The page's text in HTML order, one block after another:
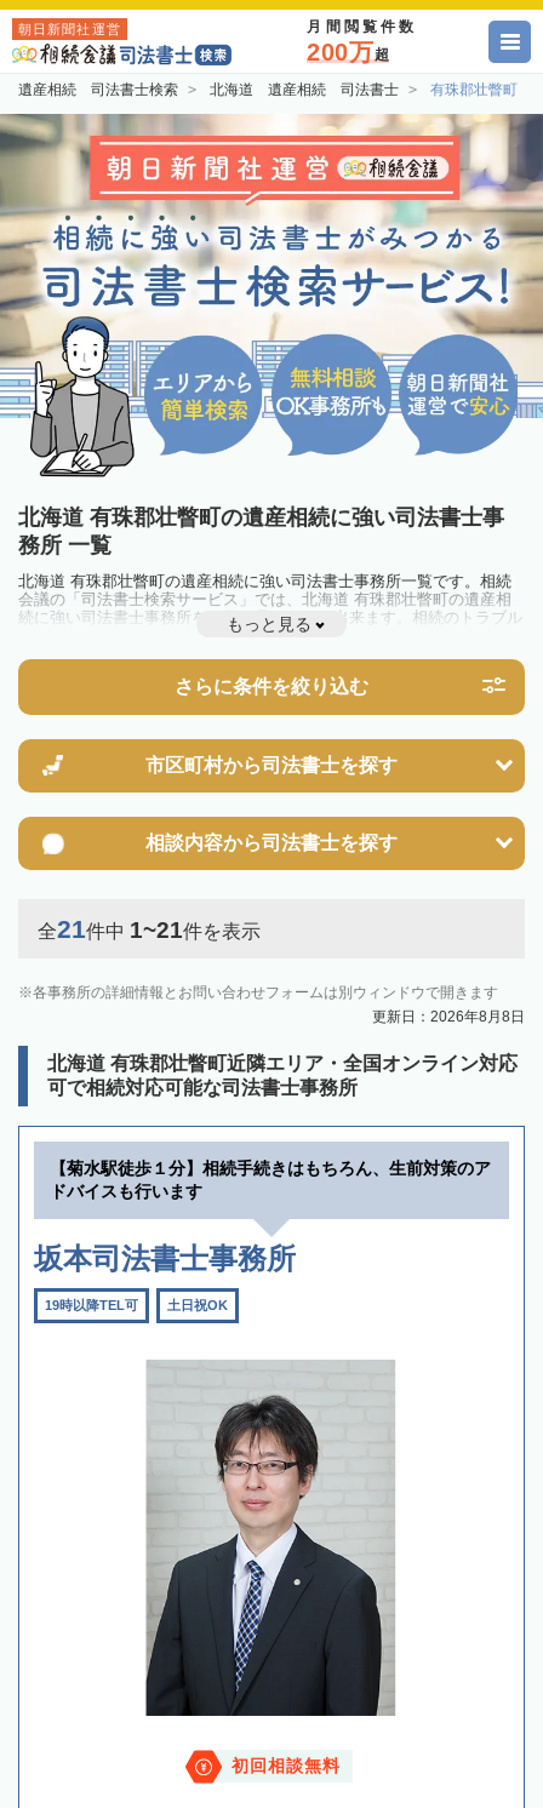
朝日新聞社運営 月間閲覧件数
200万超
遺産相続 司法書士検索 北海道 遺産相続 司法書士 有珠郡壮瞥町
北海道 有珠郡壮瞥町の遺産相続に強い司法書士事
務所 一覧
北海道 有珠郡壮瞥町の遺産相続に強い司法書士事務所一覧です。相続
会議の「司法書士検索サービス」では、北海道 有珠郡壮瞥町の遺産相
続に強い司法書士事務所を一覧で見ることが出来ます。相続のトラブル
やお悩みを抱えている方は一度近隣の司法書士に相談してみましょう。
もっと見る
さらに条件を絞り込む
市区町村から司法書士を探す
相談内容から司法書士を探す
全21件中 1~21件を表示
各事務所の詳細情報とお問い合わせフォームは別ウィンドウで開きます
更新日：2026年8月8日
北海道 有珠郡壮瞥町近隣エリア・全国オンライン対応
可で相続対応可能な司法書士事務所
【菊水駅徒歩１分】相続手続きはもちろん、生前対策のア
ドバイスも行います
坂本司法書士事務所
19時以降TEL可 土日祝OK
初回相談無料